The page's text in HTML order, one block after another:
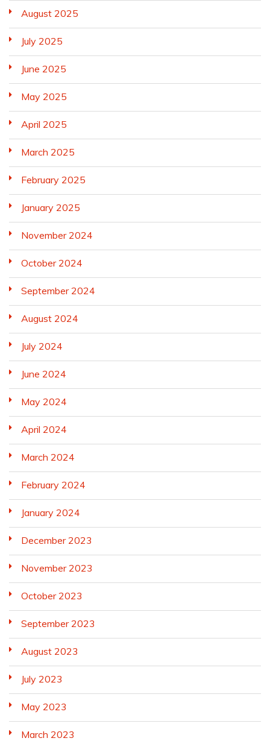
August 2025
July 2025
June 2025
May 2025
April 2025
March 2025
February 2025
January 2025
November 2024
October 2024
September 2024
August 2024
July 2024
June 2024
May 2024
April 2024
March 2024
February 2024
January 2024
December 2023
November 2023
October 2023
September 2023
August 2023
July 2023
May 2023
March 2023